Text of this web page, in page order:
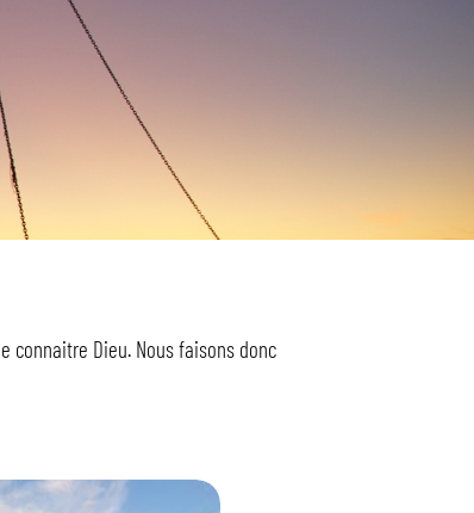
connaitre Dieu. Nous faisons donc